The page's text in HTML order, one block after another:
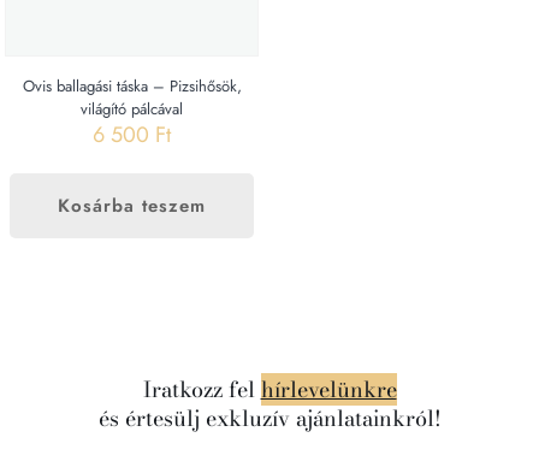
Ovis ballagási táska – Pizsihősök,
világító pálcával
6 500 Ft
Kosárba teszem
Iratkozz felhírlevelünkre
és értesülj exkluzív ajánlatainkról!